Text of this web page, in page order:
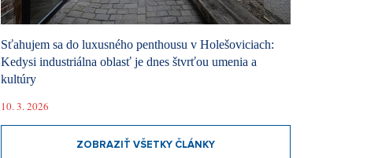
Sťahujem sa do luxusného penthousu v Holešoviciach:
Kedysi industriálna oblasť je dnes štvrťou umenia a
kultúry
10. 3. 2026
ZOBRAZIŤ VŠETKY ČLÁNKY